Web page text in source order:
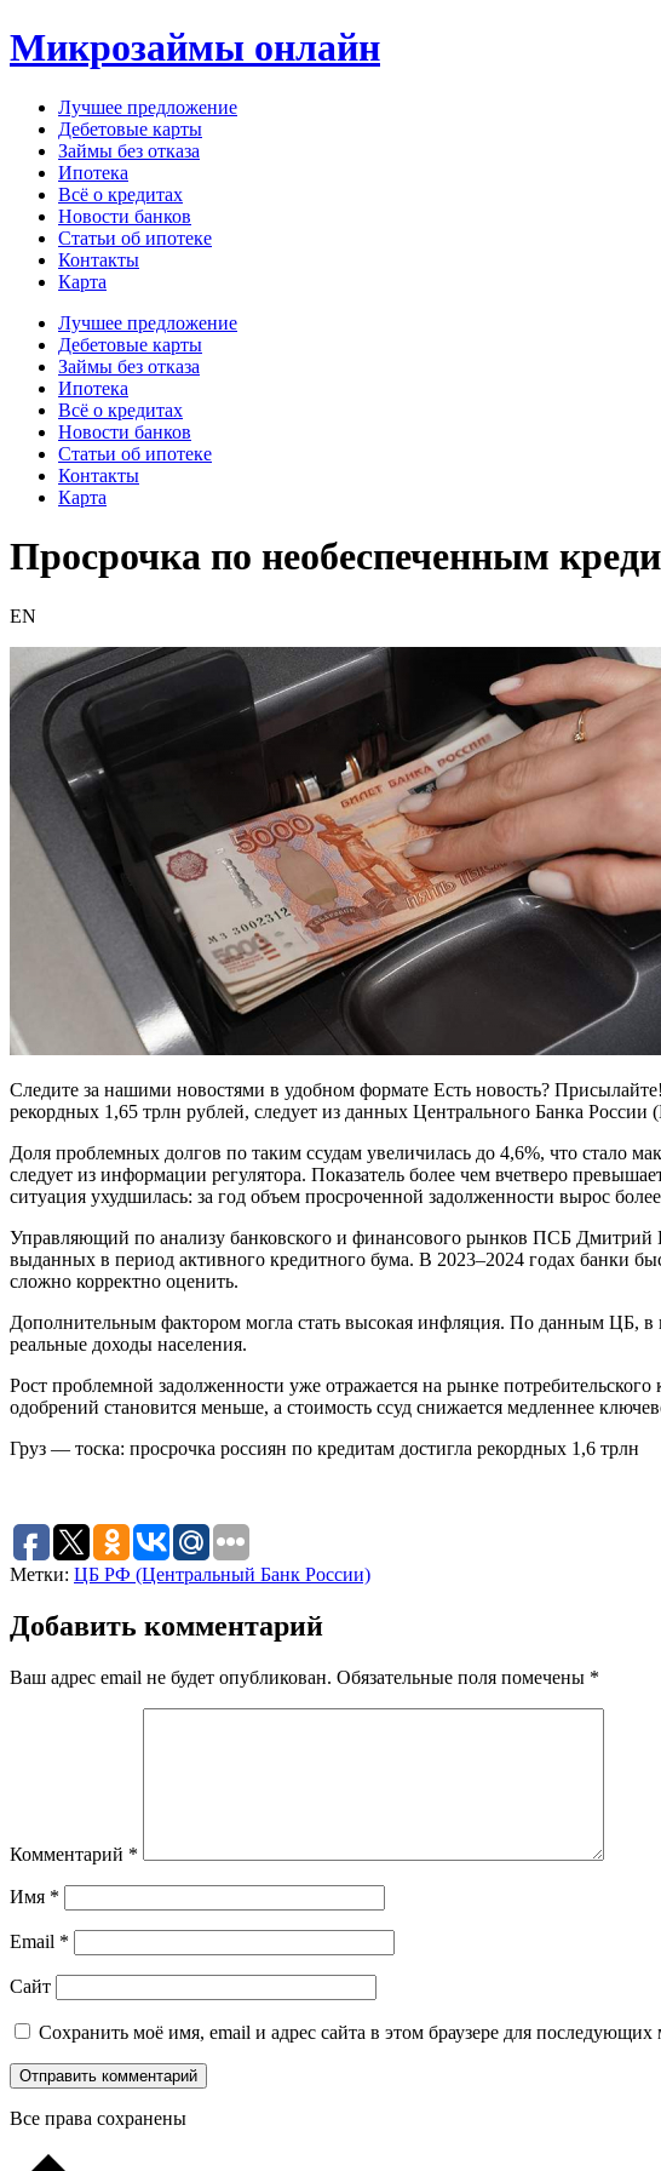
Перейти
к
Микрозаймы онлайн
Лучшее предложение
Дебетовые карты
Займы без отказа
Ипотека
Всё о кредитах
Новости банков
Статьи об ипотеке
Контакты
Карта
Меню Лучшее предложение
Дебетовые карты
Займы без отказа
Ипотека
Всё о кредитах
Новости банков
Статьи об ипотеке
Контакты
Карта
Просрочка по необеспеченным
EN
Следите за нашими новостями в удобном формате Есть новость?
рекордных 1,65 трлн рублей, следует из данных Центрального Банка
Доля проблемных долгов по таким ссудам увеличилась до 4,6%, что стало
следует из информации регулятора. Показатель более чем вчетверо
ситуация ухудшилась: за год объем просроченной задолженности вырос
Управляющий по анализу банковского и финансового рынков ПСБ Дмитрий
выданных в период активного кредитного бума. В 2023–2024 годах банки
сложно корректно оценить.
Дополнительным фактором могла стать высокая инфляция. По данным ЦБ, в
реальные доходы населения.
Рост проблемной задолженности уже отражается на рынке
одобрений становится меньше, а стоимость ссуд снижается медленнее
Груз — тоска: просрочка россиян по кредитам достигла рекордных 1,6 трлн
Метки: ЦБ РФ (Центральный Банк России)
Добавить комментарий
Ваш адрес email не будет опубликован. Обязательные поля помечены *
Комментарий *
Имя *
Email *
Сайт
Сохранить моё имя, email и адрес сайта в этом браузере для
Все права сохранены